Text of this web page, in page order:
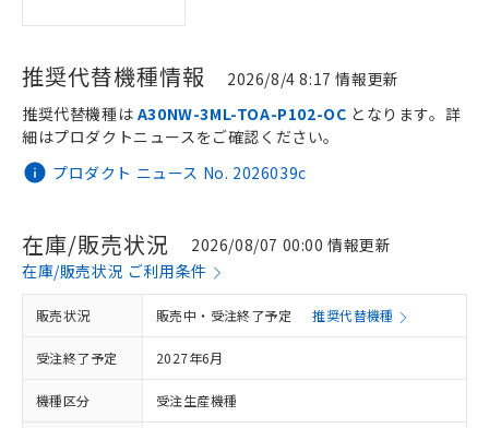
推奨代替機種情報 2026/8/4 8:17 情報更新
プロダクト ニュース No. 2026039c
推奨代替機種は A30NW-3ML-TOA-P102-OC となります。詳
細はプロダクトニュースをご確認ください。
在庫/販売状況
2026/08/07 00:00 情報更新
在庫/販売状況 ご利用条件
販売状況 販売中・受注終了予定 推奨代替機種
受注終了予定 2027年6月
機種区分 受注生産機種